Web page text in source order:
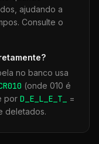
ajudando a
Consulte o
no banco usa
010 (onde 010 é
por D_E_L_E_T_
=
deletados.